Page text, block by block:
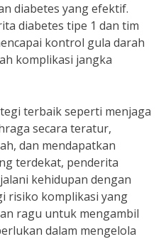
diabetes yang efektif.
diabetes tipe 1 dan tim
kontrol gula darah
komplikasi jangka
terbaik seperti menjaga
secara teratur,
dan mendapatkan
terdekat, penderita
kehidupan dengan
risiko komplikasi yang
ragu untuk mengambil
dalam mengelola